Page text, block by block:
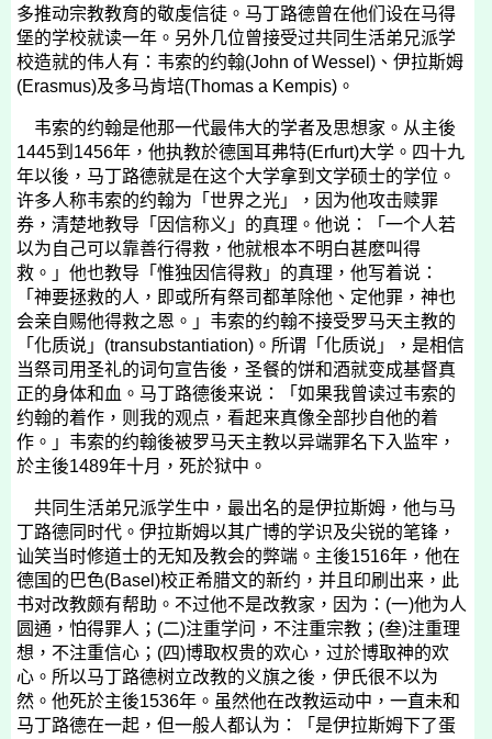
多推动宗教教育的敬虔信徒。马丁路德曾在他们设在马得
堡的学校就读一年。另外几位曾接受过共同生活弟兄派学
校造就的伟人有：韦索的约翰(John of Wessel) 、伊拉斯姆
(Erasmus)及多马肯培(Thomas a Kempis) 。
韦索的约翰是他那一代最伟大的学者及思想家。从主後
1445到 1456年，他执教於德国耳弗特(Erfurt)大学。四十九
年以後，马丁路德就是在这个大学拿到文学硕士的学位。
许多人称韦索的约翰为「世界之光」，因为他攻击赎罪
券，清楚地教导「因信称义」的真理。他说：「一个人若
以为自己可以靠善行得救，他就根本不明白甚麽叫得
救。」他也教导「惟独因信得救」的真理，他写着说：
「神要拯救的人，即或所有祭司都革除他、定他罪，神也
会亲自赐他得救之恩。」韦索的约翰不接受罗马天主教的
「化质说」 (transubstantiation) 。所谓「化质说」，是相信
当祭司用圣礼的词句宣告後，圣餐的饼和酒就变成基督真
正的身体和血。马丁路德後来说：「如果我曾读过韦索的
约翰的着作，则我的观点，看起来真像全部抄自他的着
作。」韦索的约翰後被罗马天主教以异端罪名下入监牢，
於主後1489年十月，死於狱中。
共同生活弟兄派学生中，最出名的是伊拉斯姆，他与马
丁路德同时代。伊拉斯姆以其广博的学识及尖锐的笔锋，
讪笑当时修道士的无知及教会的弊端。主後1516年，他在
德国的巴色(Basel)校正希腊文的新约，并且印刷出来，此
书对改教颇有帮助。不过他不是改教家，因为： (一)他为人
圆通，怕得罪人； (二)注重学问，不注重宗教； (叁)注重理
想，不注重信心； (四)博取权贵的欢心，过於博取神的欢
心。所以马丁路德树立改教的义旗之後，伊氏很不以为
然。他死於主後1536年。虽然他在改教运动中，一直未和
马丁路德在一起，但一般人都认为：「是伊拉斯姆下了蛋